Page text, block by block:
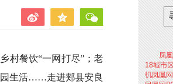
村餐饮“一网打尽”；老
园生活……走进郏县安良